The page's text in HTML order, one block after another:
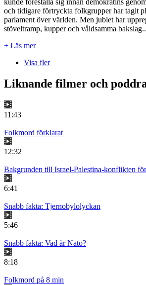
kunde föreställa sig innan demokratins
och tidigare förtryckta folkgrupper har tagit
parlament över världen. Men jublet har
stöveltramp, kupper och våldsamma
+ Läs mer
Visa fler
Liknande filmer och
11:43
Folkmord förklarat
12:32
Bakgrunden till Israel-Palestina-konflikten
6:41
Snabb fakta: Tjernobylolyckan
5:46
Snabb fakta: Vad är Nato?
8:18
Folkmord på 8 min